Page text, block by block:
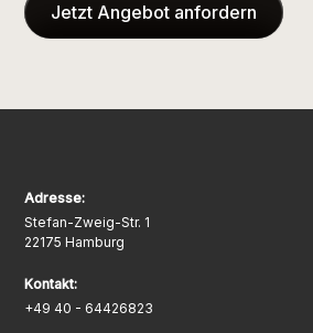
Jetzt Angebot anfordern
Adresse:
Stefan-Zweig-Str. 1
22175 Hamburg
Kontakt:
+49 40 - 64426823